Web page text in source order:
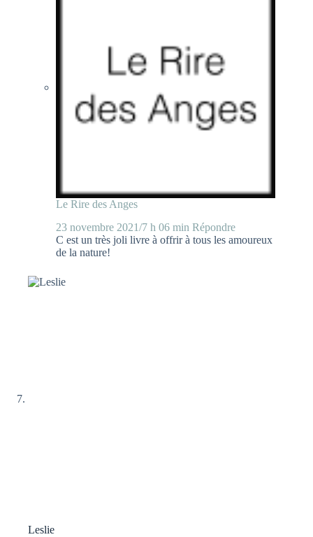
Le Rire des Anges
23 novembre 2021/7 h 06 min Répondre
C est un très joli livre à offrir à tous les amoureux
de la nature!
Leslie